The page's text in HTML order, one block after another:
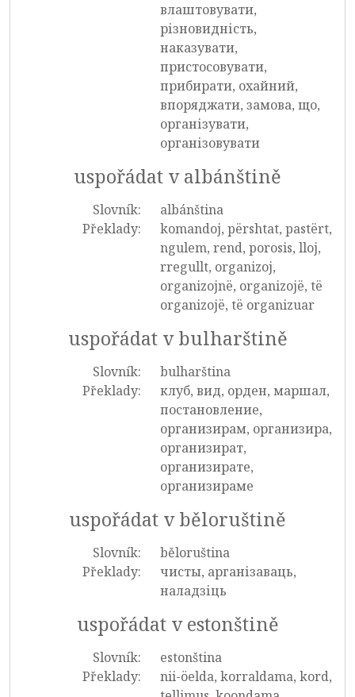
влаштовувати,
різновидність,
наказувати,
пристосовувати,
прибирати, охайний,
впоряджати, замова, що,
організувати,
організовувати
uspořádat v albánštině
Slovník:
albánština
Překlady:
komandoj, përshtat, pastërt,
ngulem, rend, porosis, lloj,
rregullt, organizoj,
organizojnë, organizojë, të
organizojë, të organizuar
uspořádat v bulharštině
Slovník:
bulharština
Překlady:
клуб, вид, орден, маршал,
постановление,
организирам, организира,
организират,
организирате,
организираме
uspořádat v běloruštině
Slovník:
běloruština
Překlady:
чисты, арганізаваць,
наладзіць
uspořádat v estonštině
Slovník:
estonština
Překlady:
nii-öelda, korraldama, kord,